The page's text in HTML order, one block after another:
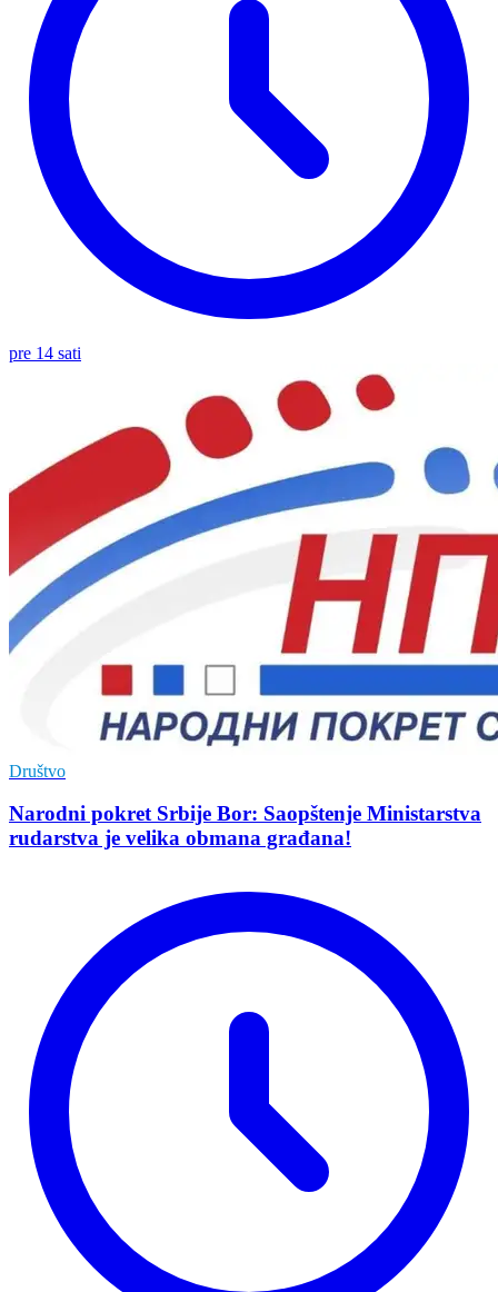
pre 14 sati
Društvo
Narodni pokret Srbije Bor: Saopštenje Ministarstva
rudarstva je velika obmana građana!